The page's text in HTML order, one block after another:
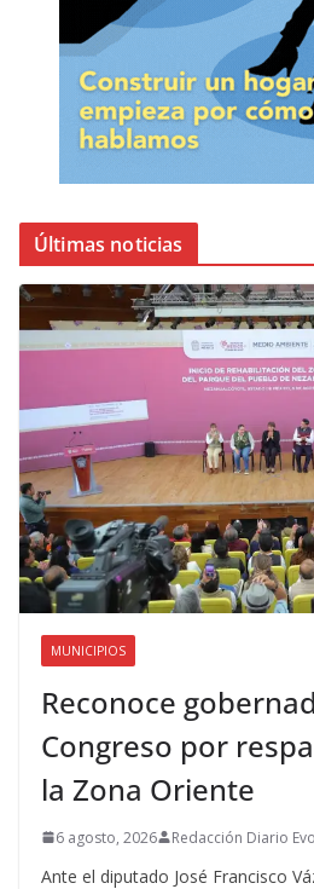
Últimas noticias
MUNICIPIOS
Reconoce
Congreso por
la Zona Oriente
6 agosto, 2026 Redacción Diario
Ante el diputado José Francisco